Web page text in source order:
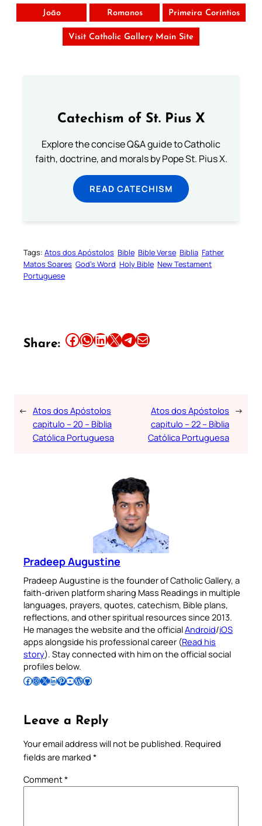
João Romanos Primeira Coríntios
Visit Catholic Gallery Main Site
Catechism of St. Pius X
Explore the concise Q&A guide to Catholic
faith, doctrine, and morals by Pope St. Pius X.
READ CATECHISM
Tags: Atos dos Apóstolos Bible Bible Verse Biblia Father
Matos Soares God’s Word Holy Bible New Testament
Portuguese
Share: Share this article on Facebook Share this article on WhatsApp Share this article on LinkedIn Share this article on X Share this article on TelegramEmail this Article
← Atos dos Apóstolos
capitulo – 20 – Bíblia
Católica Portuguesa
Atos dos Apóstolos
capitulo – 22 – Bíblia
Católica Portuguesa
→
Pradeep Augustine
Pradeep Augustine is the founder of Catholic Gallery, a
faith-driven platform sharing Mass Readings in multiple
languages, prayers, quotes, catechism, Bible plans,
reflections, and other spiritual resources since 2013.
He manages the website and the officialAndroid/iOS
apps alongside his professional career (Read his
story). Stay connected with him on the official social
profiles below.
Follow Pradeep on Facebook Follow Pradeep on InstagramFollow Pradeep on X Follow Pradeep on LinkedIn Follow Pradeep on Pinterest Subscribe to Pradeep’s Youtube Channel Follow Pradeep on WordPress Follow Pradeep on GitHub
Leave a Reply
Your email address will not be published. Required
fields are marked *
Comment*